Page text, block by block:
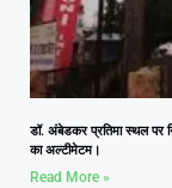
डॉ. अंबेडकर प्रतिमा स्थल पर
का अल्टीमेटम।
Read More »